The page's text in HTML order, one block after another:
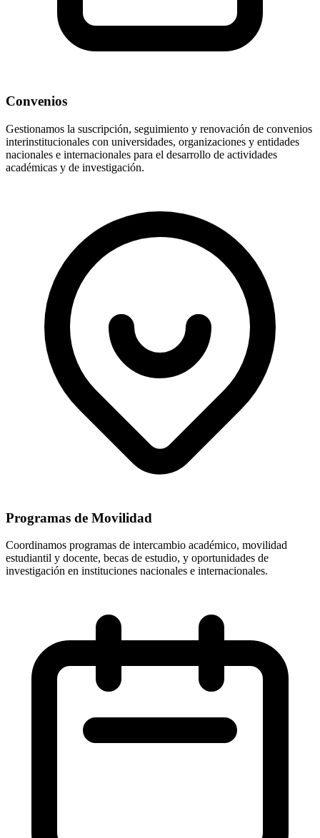
Convenios
Gestionamos la suscripción, seguimiento y renovación de convenios
interinstitucionales con universidades, organizaciones y entidades
nacionales e internacionales para el desarrollo de actividades
académicas y de investigación.
Programas de Movilidad
Coordinamos programas de intercambio académico, movilidad
estudiantil y docente, becas de estudio, y oportunidades de
investigación en instituciones nacionales e internacionales.